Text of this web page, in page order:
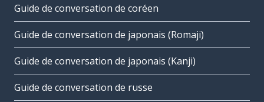
Guide de conversation de coréen
Guide de conversation de japonais (Romaji)
Guide de conversation de japonais (Kanji)
Guide de conversation de russe